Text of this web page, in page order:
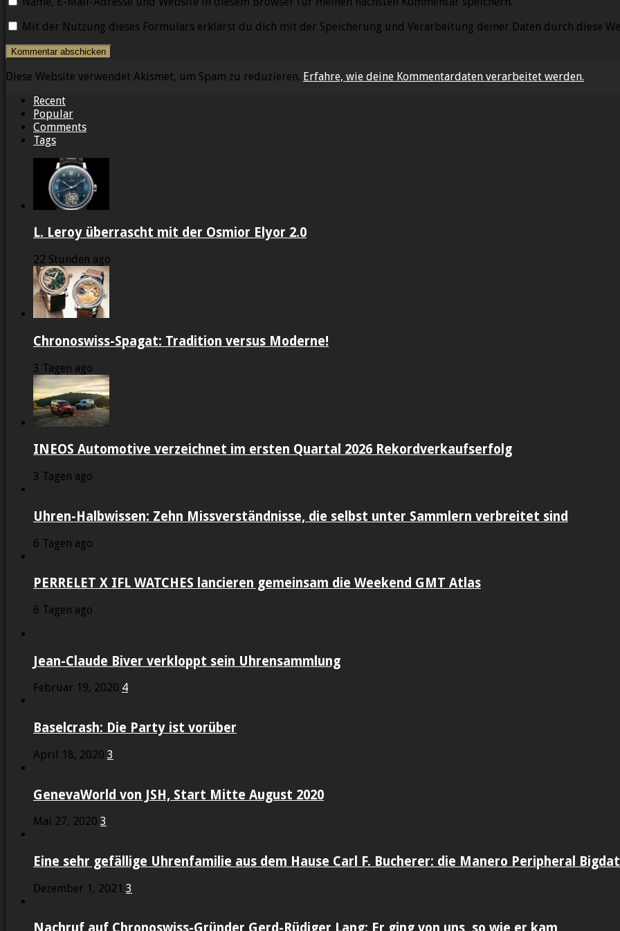
Mit der Nutzung dieses Formulars erklärst du dich mit der Speicherung und Verarbeitung deiner Daten durch diese
Diese Website verwendet Akismet, um Spam zu reduzieren. Erfahre, wie deine Kommentardaten verarbeitet werden.
Recent
Popular
Comments
Tags
L. Leroy überrascht mit der Osmior Elyor 2.0
22 Stunden ago
Chronoswiss-Spagat: Tradition versus Moderne!
3 Tagen ago
INEOS Automotive verzeichnet im ersten Quartal 2026 Rekordverkaufserfolg
3 Tagen ago
Uhren-Halbwissen: Zehn Missverständnisse, die selbst unter Sammlern verbreitet sind
6 Tagen ago
PERRELET X IFL WATCHES lancieren gemeinsam die Weekend GMT Atlas
6 Tagen ago
Jean-Claude Biver verkloppt sein Uhrensammlung
Februar 19, 2020 4
Baselcrash: Die Party ist vorüber
April 18, 2020 3
GenevaWorld von JSH, Start Mitte August 2020
Mai 27, 2020 3
Eine sehr gefällige Uhrenfamilie aus dem Hause Carl F. Bucherer: die Manero Peripheral
Dezember 1, 2021 3